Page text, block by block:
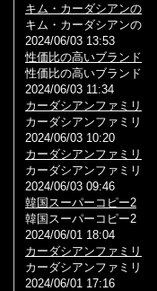
キム・カーダシアンの
キム・カーダシアンの
2024/06/03 13:53
性価比の高いブランド
性価比の高いブランド
2024/06/03 11:34
カーダシアンファミリ
カーダシアンファミリ
2024/06/03 10:20
カーダシアンファミリ
カーダシアンファミリ
2024/06/03 09:46
韓国スーパーコピー2
韓国スーパーコピー2
2024/06/01 18:04
カーダシアンファミリ
カーダシアンファミリ
2024/06/01 17:16